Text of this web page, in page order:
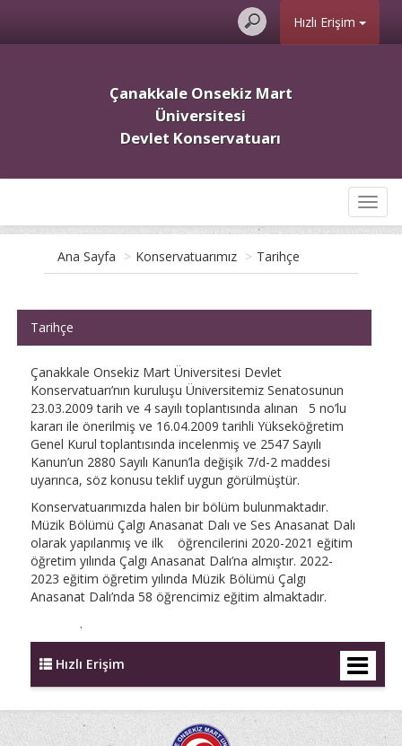
Hızlı Erişim
Çanakkale Onsekiz Mart
Üniversitesi
Devlet Konservatuarı
Ana Sayfa > Konservatuarımız > Tarihçe
Tarihçe
Çanakkale Onsekiz Mart Üniversitesi Devlet
Konservatuarı’nın kuruluşu Üniversitemiz Senatosunun
23.03.2009 tarih ve 4 sayılı toplantısında alınan 5 no’lu
kararı ile önerilmiş ve 16.04.2009 tarihli Yükseköğretim
Genel Kurul toplantısında incelenmiş ve 2547 Sayılı
Kanun’un 2880 Sayılı Kanun’la değişik 7/d-2 maddesi
uyarınca, söz konusu teklif uygun görülmüştür.
Konservatuarımızda halen bir bölüm bulunmaktadır.
Müzik Bölümü Çalgı Anasanat Dalı ve Ses Anasanat Dalı
olarak yapılanmış ve ilk öğrencilerini 2020-2021 eğitim
öğretim yılında Çalgı Anasanat Dalı’na almıştır. 2022-
2023 eğitim öğretim yılında Müzik Bölümü Çalgı
Anasanat Dalı’nda 58 öğrencimiz eğitim almaktadır.
.
Hızlı Erişim